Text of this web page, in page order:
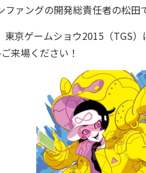
ァングの開発総責任者の松田
東京ゲームショウ2015（TGS
来場ください！